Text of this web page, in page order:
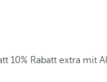
10% Rabatt extra mit